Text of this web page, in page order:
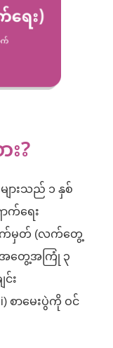
?
ျားသည် ၁ နှစ်
က်ရေး
မှတ် (လက်တွေ့
အတွေ့အကြုံ ၃
း
စာမေးပွဲကို ဝင်